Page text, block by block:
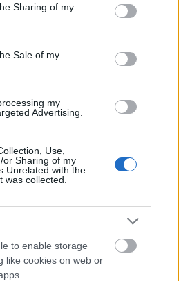
behaviour. You may click to
and its third-party tags to
purposes in below Google
Sharing of my
Sale of my
my
Advertising.
Use,
or Sharing of my
Unrelated with the
was collected.
to enable storage
like cookies on web or
gyógyulok. Nehéz út, de
is, nagyon
a Nemzeti Színház
vége lett-boldog
van. Hiszem. Én